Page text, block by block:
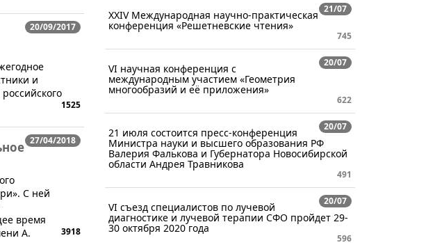
20/09/2017
и
1525
27/04/2018
С ней
время
А.
3918
21/07
XXIV Международная научно-практическая
конференция «Решетневские чтения»
745
20/07
VI научная конференция с
международным участием «Геометрия
многообразий и её приложения»
622
20/07
21 июля состоится пресс-конференция
Министра науки и высшего образования РФ
Валерия Фалькова и Губернатора Новосибирской
области Андрея Травникова
491
20/07
VI съезд специалистов по лучевой
диагностике и лучевой терапии СФО пройдет 29-
30 октября 2020 года
596